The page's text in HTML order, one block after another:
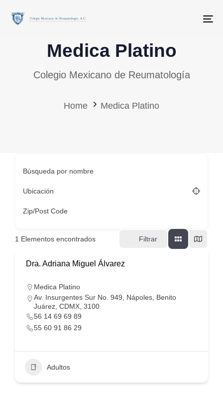
links
Medica Platino
Colegio Mexicano de Reumatología
Home Medica Platino
Búsqueda por nombre
Ubicación
Zip/Post Code
1 Elementos encontrados Filtrar
Dra. Adriana Miguel Álvarez
Medica Platino
Av. Insurgentes Sur No. 949, Nápoles, Benito
Juárez, CDMX, 3100
56 14 69 69 89
55 60 91 86 29
Adultos